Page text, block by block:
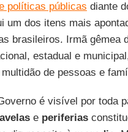
políticas públicas diante
um dos itens mais
brasileiros. Irmã gêmea
estadual e
de pessoas e
é visível por toda
e periferias